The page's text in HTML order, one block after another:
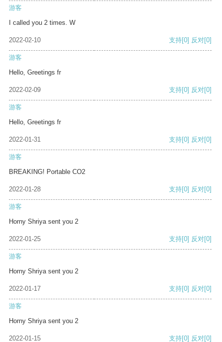
游客
I called you 2 times. W
2022-02-10 支持[0] 反对[0]
游客
Hello, Greetings fr
2022-02-09 支持[0] 反对[0]
游客
Hello, Greetings fr
2022-01-31 支持[0] 反对[0]
游客
BREAKING! Portable CO2
2022-01-28 支持[0] 反对[0]
游客
Horny Shriya sent you 2
2022-01-25 支持[0] 反对[0]
游客
Horny Shriya sent you 2
2022-01-17 支持[0] 反对[0]
游客
Horny Shriya sent you 2
2022-01-15 支持[0] 反对[0]